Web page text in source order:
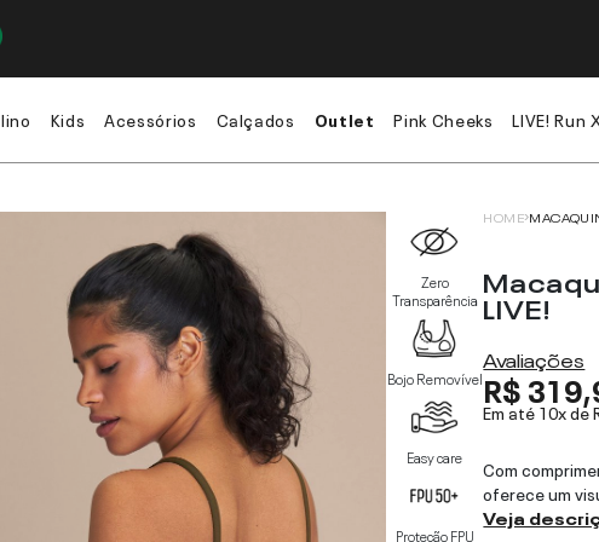
Kids Acessórios Calçados Outlet Pink Cheeks LIVE! Run
Zero
Transparência
Bojo Removível
Easy care
Proteção FPU
HOME
LIVE!
Avaliações
R$
Em até 10x de
Com
oferece um
Veja